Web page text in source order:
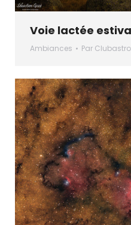
Voie lactée
Ambiances Par